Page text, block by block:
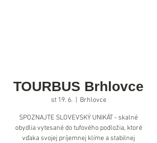
TOURBUS Brhlovce
st 19. 6. Brhlovce
SPOZNAJTE SLOVEVSKÝ UNIKÁT - skalné
obydlia vytesané do tufového podložia, ktoré
vďaka svojej príjemnej klíme a stabilnej